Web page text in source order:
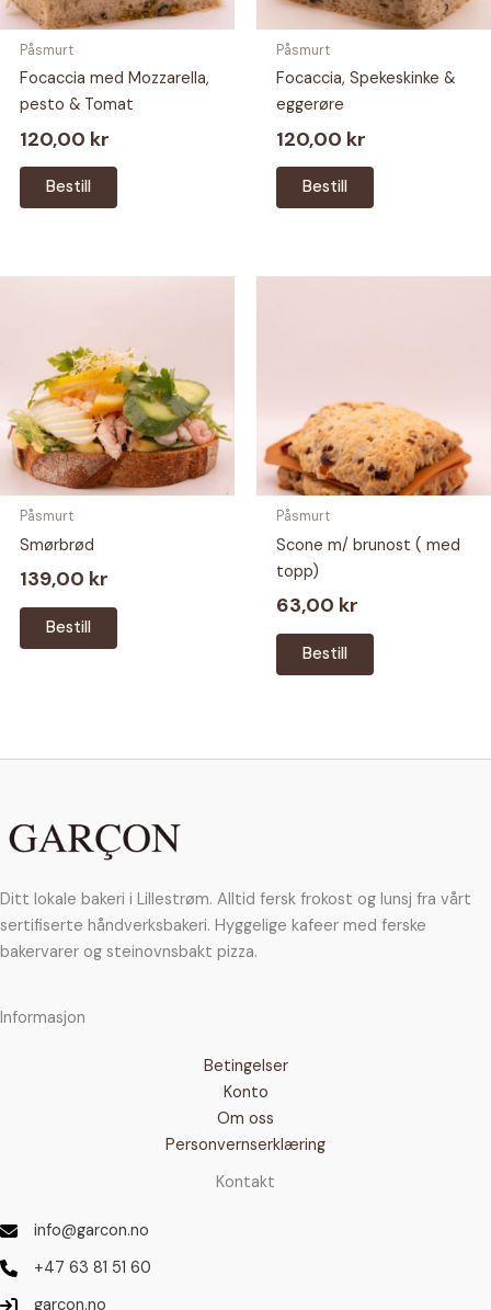
Påsmurt
Focaccia med Mozzarella,
pesto & Tomat
120,00 kr
Bestill
Påsmurt
Focaccia, Spekeskinke &
eggerøre
120,00 kr
Bestill
Påsmurt
Smørbrød
139,00 kr
Bestill
Dette
på
produktsiden
Påsmurt
Scone m/ brunost ( med
topp)
63,00 kr
Bestill
Ditt lokale bakeri i Lillestrøm. Alltid fersk frokost og lunsj fra vårt
sertifiserte håndverksbakeri. Hyggelige kafeer med ferske
bakervarer og steinovnsbakt pizza.
Informasjon
Betingelser
Konto
Om oss
Personvernserklæring
Kontakt
info@garcon.no
+47 63 81 51 60
garcon.no